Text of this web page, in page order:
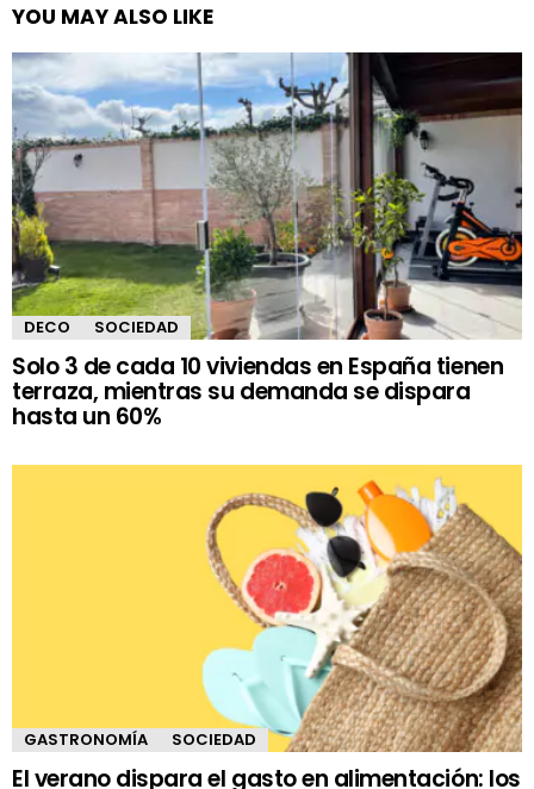
YOU MAY ALSO LIKE
DECO SOCIEDAD
Solo 3 de cada 10 viviendas en España tienen
terraza, mientras su demanda se dispara
hasta un 60%
GASTRONOMÍA SOCIEDAD
El verano dispara el gasto en alimentación: los